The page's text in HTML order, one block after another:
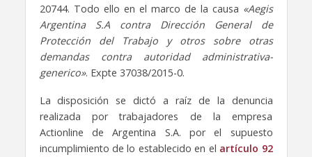
20744. Todo ello en el marco de la causa «Aegis
Argentina S.A contra Dirección General de
Protección del Trabajo y otros sobre otras
demandas contra autoridad administrativa-
generico». Expte 37038/2015-0.
La disposición se dictó a raíz de la denuncia
realizada por trabajadores de la empresa
Actionline de Argentina S.A. por el supuesto
incumplimiento de lo establecido en el artículo 92